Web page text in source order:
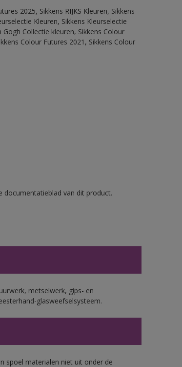
2025, Sikkens RIJKS Kleuren, Sikkens
Kleuren, Sikkens Kleurselectie
Collectie kleuren, Sikkens Colour
Colour Futures 2021, Sikkens Colour
documentatieblad van dit product.
metselwerk, gips- en
glasweefselsysteem.
spoel materialen niet uit onder de